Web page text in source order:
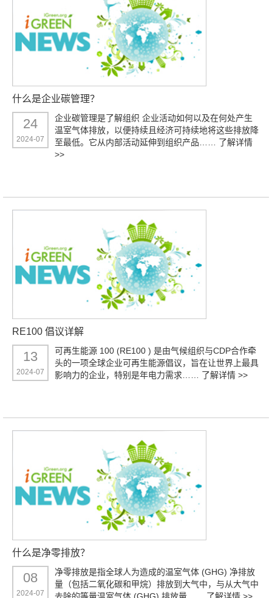
什么是企业碳管理？
24
2024-07
企业碳管理是了解组织 企业活动如何以及在何处产生
温室气体排放，以便持续且经济可持续地将这些排放降
至最低。它从内部活动延伸到组织产品…… 了解详情
>>
RE100 倡议详解
13
2024-07
可再生能源 100 (RE100 ) 是由气候组织与CDP合作牵
头的一项全球企业可再生能源倡议，旨在让世界上最具
影响力的企业，特别是年电力需求…… 了解详情 >>
什么是净零排放？
08
2024-07
净零排放是指全球人为造成的温室气体 (GHG) 净排放
量（包括二氧化碳和甲烷）排放到大气中，与从大气中